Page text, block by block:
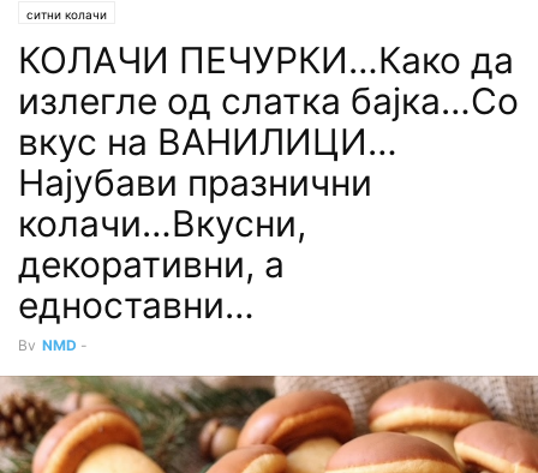
ситни колачи
КОЛАЧИ ПЕЧУРКИ…Како да
излегле од слатка бајка…Со
вкус на ВАНИЛИЦИ…
Најубави празнични
колачи…Вкусни,
декоративни, а
едноставни…
By NMD -